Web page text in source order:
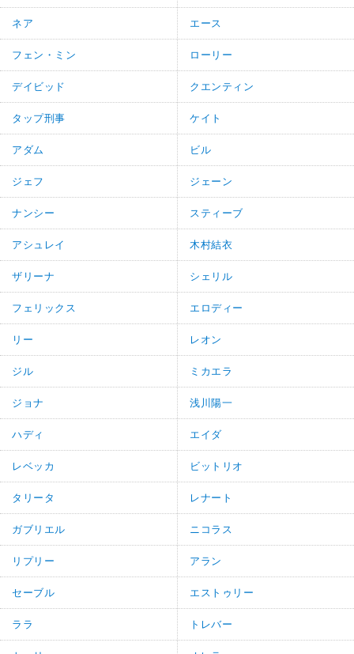
ネア エース
フェン・ミン ローリー
デイビッド クエンティン
タップ刑事 ケイト
アダム ビル
ジェフ ジェーン
ナンシー スティーブ
アシュレイ 木村結衣
ザリーナ シェリル
フェリックス エロディー
リー レオン
ジル ミカエラ
ジョナ 浅川陽一
ハディ エイダ
レベッカ ビットリオ
タリータ レナート
ガブリエル ニコラス
リプリー アラン
セーブル エストゥリー
ララ トレバー